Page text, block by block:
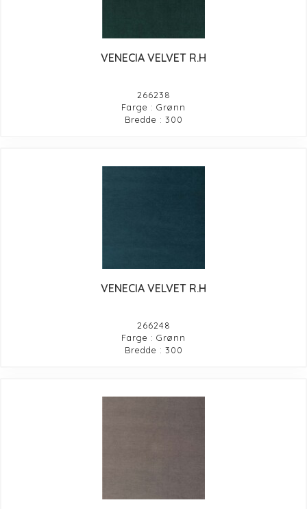
VENECIA VELVET R.H
266238
Farge : Grønn
Bredde : 300
VENECIA VELVET R.H
266248
Farge : Grønn
Bredde : 300